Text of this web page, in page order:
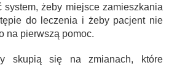
system, żeby miejsce zamieszkania
do leczenia i żeby pacjent nie
na pierwszą pomoc.
skupią się na zmianach, które